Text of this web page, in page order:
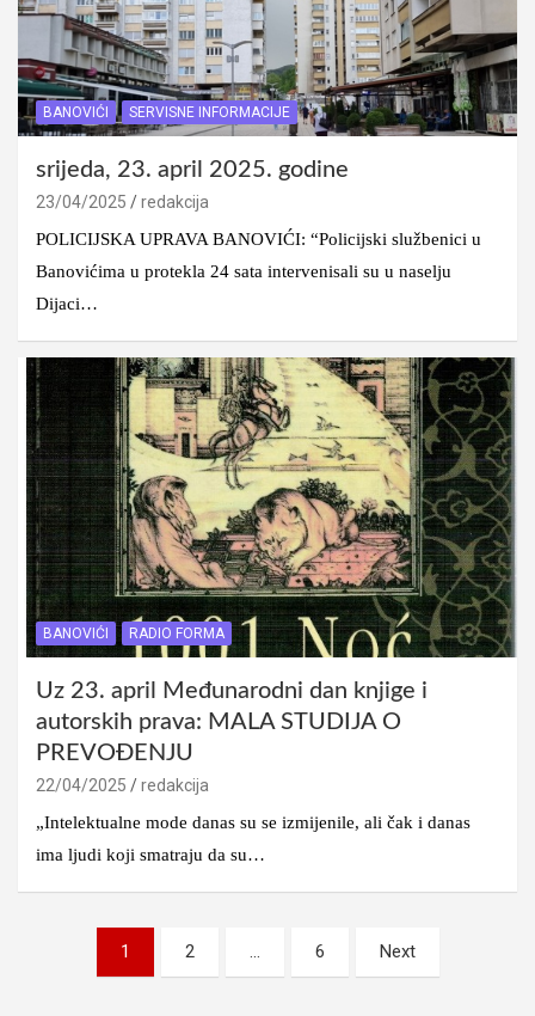
BANOVIĆI SERVISNE INFORMACIJE
srijeda, 23. april 2025. godine
23/04/2025
redakcija
POLICIJSKA UPRAVA BANOVIĆI: “Policijski službenici u
Banovićima u protekla 24 sata intervenisali su u naselju
Dijaci…
BANOVIĆI RADIO FORMA
Uz 23. april Međunarodni dan knjige i
autorskih prava: MALA STUDIJA O
PREVOĐENJU
22/04/2025
redakcija
„Intelektualne mode danas su se izmijenile, ali čak i danas
ima ljudi koji smatraju da su…
pagination
1 2 … 6 Next